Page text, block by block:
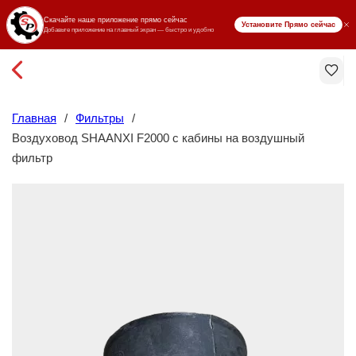
₸ KZT
Главная / Фильтры
/
Воздуховод SHAANXI F2000 с кабины на воздушный
фильтр